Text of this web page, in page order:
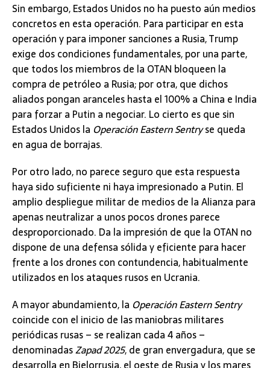
Sin embargo, Estados Unidos no ha puesto aún medios
concretos en esta operación. Para participar en esta
operación y para imponer sanciones a Rusia, Trump
exige dos condiciones fundamentales, por una parte,
que todos los miembros de la OTAN bloqueen la
compra de petróleo a Rusia; por otra, que dichos
aliados pongan aranceles hasta el 100% a China e India
para forzar a Putin a negociar. Lo cierto es que sin
Estados Unidos la Operación Eastern Sentryse queda
en agua de borrajas.
Por otro lado, no parece seguro que esta respuesta
haya sido suficiente ni haya impresionado a Putin. El
amplio despliegue militar de medios de la Alianza para
apenas neutralizar a unos pocos drones parece
desproporcionado. Da la impresión de que la OTAN no
dispone de una defensa sólida y eficiente para hacer
frente a los drones con contundencia, habitualmente
utilizados en los ataques rusos en Ucrania.
A mayor abundamiento, la Operación Eastern Sentry
coincide con el inicio de las maniobras militares
periódicas rusas – se realizan cada 4 años –
denominadasZapad 2025, de gran envergadura, que se